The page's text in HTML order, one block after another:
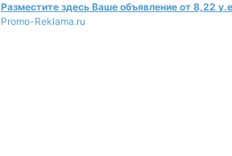
Разместите здесь Ваше объявление от 8,22
Promo-Reklama.ru